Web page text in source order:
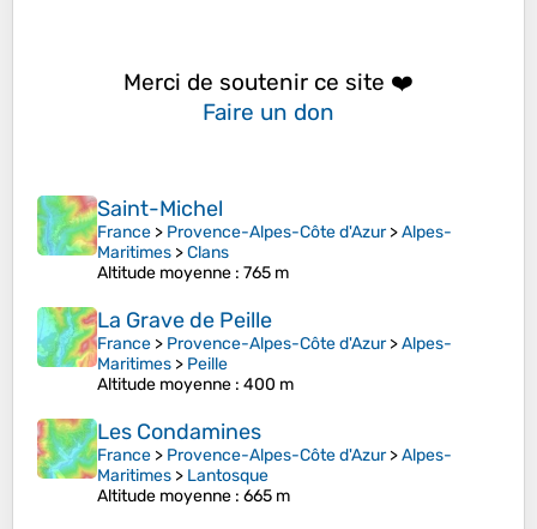
Merci de soutenir ce site ❤️
Faire un don
Saint-Michel
France > Provence-Alpes-Côte d'Azur>Alpes-
Maritimes >Clans
Altitude moyenne : 765 m
La Grave de Peille
France > Provence-Alpes-Côte d'Azur>Alpes-
Maritimes > Peille
Altitude moyenne : 400 m
Les Condamines
France > Provence-Alpes-Côte d'Azur>Alpes-
Maritimes > Lantosque
Altitude moyenne : 665 m